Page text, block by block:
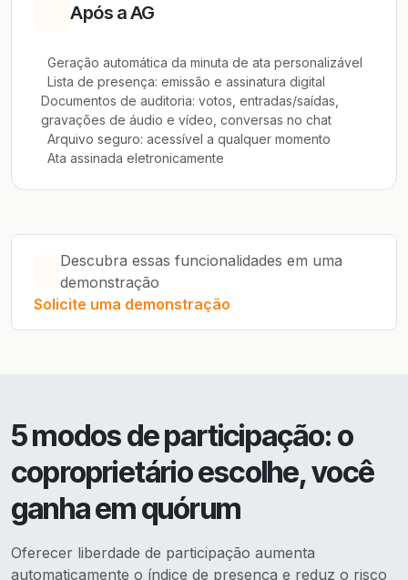
Após a AG
Geração automática da minuta de ata personalizável
Lista de presença: emissão e assinatura digital
Documentos de auditoria: votos, entradas/saídas,
gravações de áudio e vídeo, conversas no chat
Arquivo seguro: acessível a qualquer momento
Ata assinada eletronicamente
Descubra essas funcionalidades em uma
demonstração
Solicite uma demonstração
5 modos de participação: o
coproprietário escolhe, você
ganha em quórum
Oferecer liberdade de participação aumenta
automaticamente o índice de presença e reduz o risco